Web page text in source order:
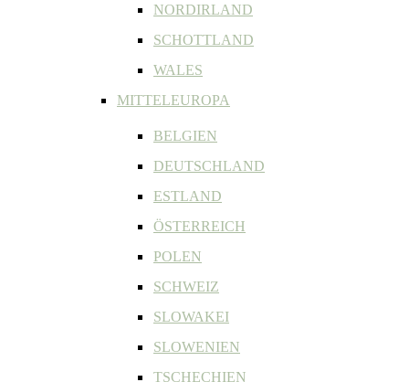
NORDIRLAND
SCHOTTLAND
WALES
MITTELEUROPA
BELGIEN
DEUTSCHLAND
ESTLAND
ÖSTERREICH
POLEN
SCHWEIZ
SLOWAKEI
SLOWENIEN
TSCHECHIEN